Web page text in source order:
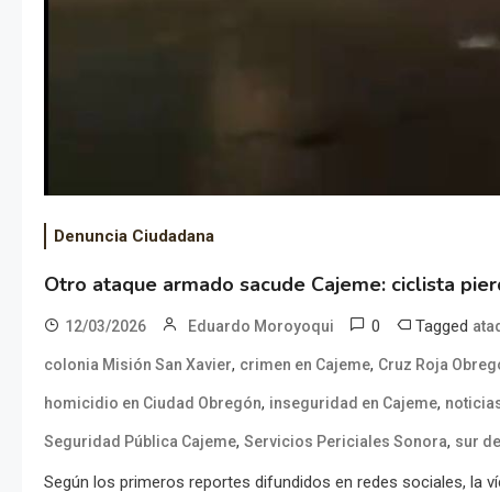
Denuncia Ciudadana
Otro ataque armado sacude Cajeme: ciclista
12/03/2026 Eduardo Moroyoqui 0 Tagged
colonia Misión San Xavier, crimen en Cajeme, Cruz Roja
homicidio en Ciudad Obregón, inseguridad en Cajeme,
Seguridad Pública Cajeme, Servicios Periciales Sonora, sur
Según los primeros reportes difundidos en redes sociales, la